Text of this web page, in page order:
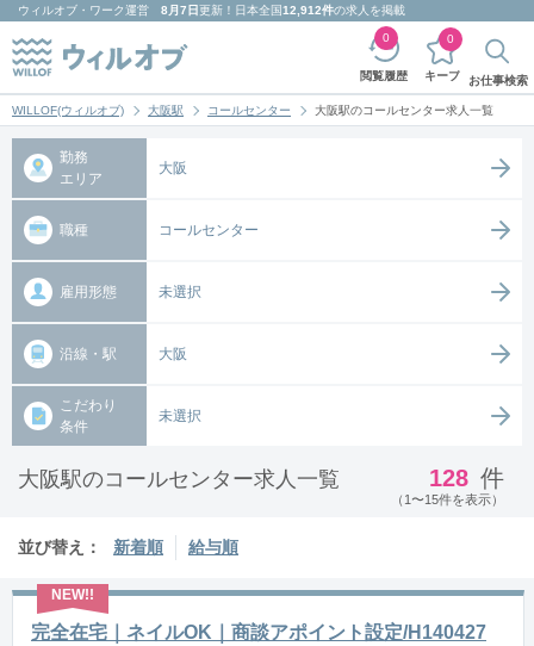
ウィルオブ・ワーク運営 8月7日更新！日本全国12,912件の求人を掲載
閲覧履歴
0
キープ
0
お仕事検索
WILLOF(ウィルオブ) 大阪駅 コールセンター 大阪駅のコールセンター求人一覧
勤務
エリア
大阪
職種 コールセンター
雇用形態 未選択
沿線・駅 大阪
こだわり
条件
未選択
大阪駅のコールセンター求人一覧 128 件
（1〜15件を表示）
並び替え： 新着順 給与順
完全在宅｜ネイルOK｜商談アポイント設定/H140427